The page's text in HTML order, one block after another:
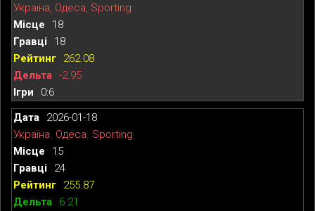
Україна, Одеса, Sporting
18
18
262.08
-2.95
0:6
2026-01-18
Україна. Одеса. Sporting
15
24
255.87
6.21